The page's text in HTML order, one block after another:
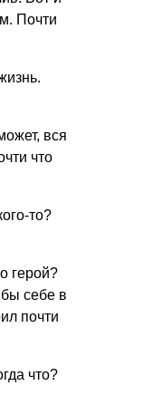
Почти
вся
что
то?
герой?
себе в
почти
что?